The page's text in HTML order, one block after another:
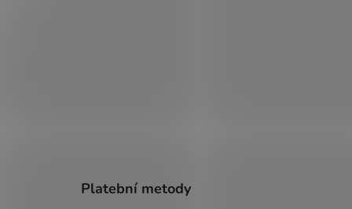
Platební metody